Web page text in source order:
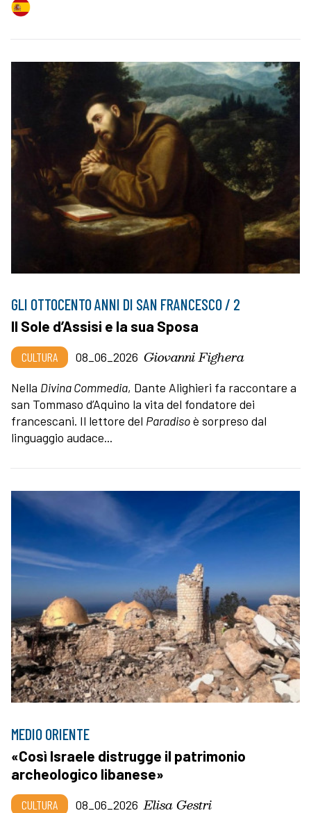
GLI OTTOCENTO ANNI DI SAN FRANCESCO / 2
Il Sole d’Assisi e la sua Sposa
CULTURA 08_06_2026 Giovanni Fighera
Nella Divina Commedia, Dante Alighieri fa raccontare a
san Tommaso d’Aquino la vita del fondatore dei
francescani. Il lettore del Paradisoè sorpreso dal
linguaggio audace...
MEDIO ORIENTE
«Così Israele distrugge il patrimonio
archeologico libanese»
CULTURA 08_06_2026 Elisa Gestri